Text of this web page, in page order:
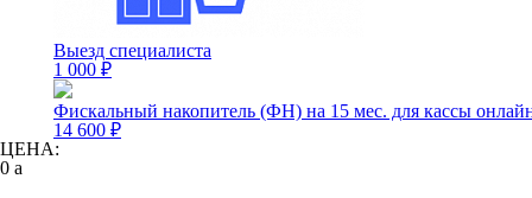
Выезд специалиста
1 000 ₽
Фискальный накопитель (ФН) на 15 мес. для кассы
14 600 ₽
ЦЕНА:
0 a